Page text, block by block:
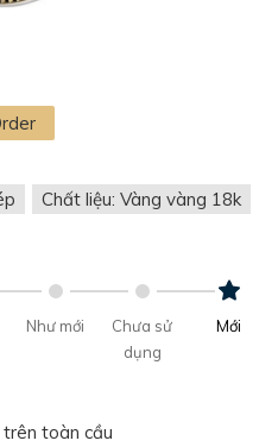
Chất liệu: Vàng vàng 18k
Như mới
Chưa sử
dụng
Mới
trên toàn cầu